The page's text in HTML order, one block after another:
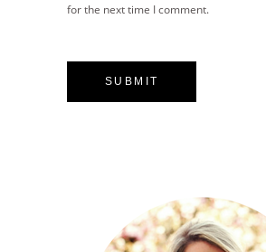
for the next time I comment.